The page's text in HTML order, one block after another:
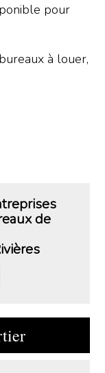
pour
à louer,
de